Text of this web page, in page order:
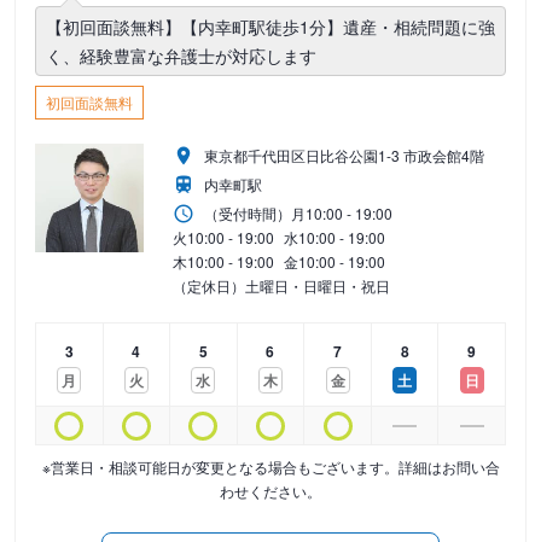
【初回面談無料】【内幸町駅徒歩1分】遺産・相続問題に強
く、経験豊富な弁護士が対応します
初回面談無料
東京都千代田区日比谷公園1-3 市政会館4階
内幸町駅
（受付時間） 月10:00 - 19:00
火10:00 - 19:00 水10:00 - 19:00
木10:00 - 19:00 金10:00 - 19:00
（定休日）土曜日・日曜日・祝日
3
月
4
火
5
水
6
木
7
金
8
土
9
日
※営業日・相談可能日が変更となる場合もございます。詳細はお問い合
わせください。